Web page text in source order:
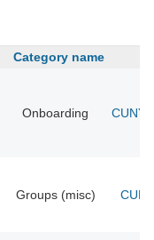
Category name
Onboarding CUNY
Groups (misc)